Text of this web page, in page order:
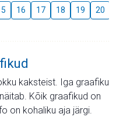
16 17 18 19 20
kaksteist. Iga graafiku
Kõik graafikud on
on kohaliku aja järgi.